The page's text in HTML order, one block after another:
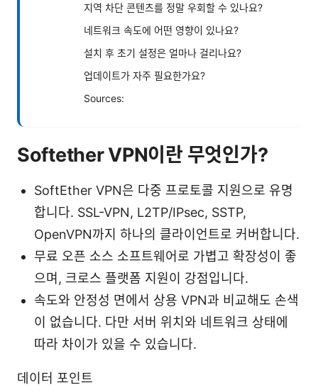
지역 차단 콘텐츠를 정말 우회할 수 있나요?
네트워크 속도에 어떤 영향이 있나요?
설치 후 초기 설정은 얼마나 걸리나요?
업데이트가 자주 필요한가요?
Sources:
Softether VPN이란 무엇인가?
SoftEther VPN은 다중 프로토콜 지원으로 유명
합니다. SSL-VPN, L2TP/IPsec, SSTP,
OpenVPN까지 하나의 클라이언트로 커버합니다.
무료 오픈 소스 소프트웨어로 가볍고 확장성이 좋
으며, 크로스 플랫폼 지원이 강점입니다.
속도와 안정성 면에서 상용 VPN과 비교해도 손색
이 없습니다. 다만 서버 위치와 네트워크 상태에
따라 차이가 있을 수 있습니다.
데이터 포인트